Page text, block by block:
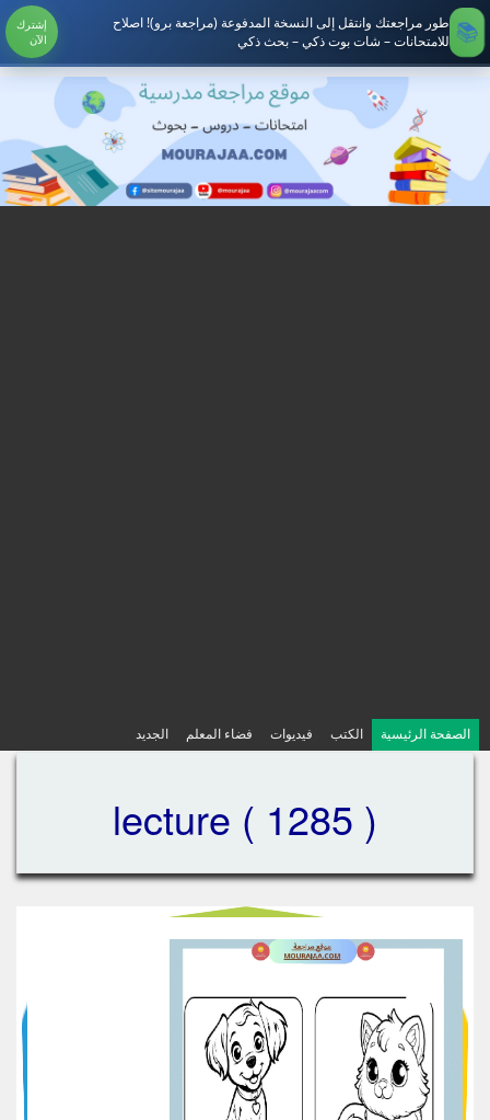
طور مراجعتك وانتقل إلى النسخة المدفوعة (مراجعة برو)! اصلاح
للامتحانات – شات بوت ذكي – بحث ذكي
إشترك
الآن
الصفحة الرئيسية الكتب فيديوات فضاء المعلم الجديد
lecture ( 1285 )